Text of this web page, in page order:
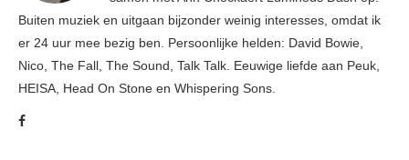
Buiten muziek en uitgaan bijzonder weinig interesses, omdat ik
er 24 uur mee bezig ben. Persoonlijke helden: David Bowie,
Nico, The Fall, The Sound, Talk Talk. Eeuwige liefde aan Peuk,
HEISA, Head On Stone en Whispering Sons.